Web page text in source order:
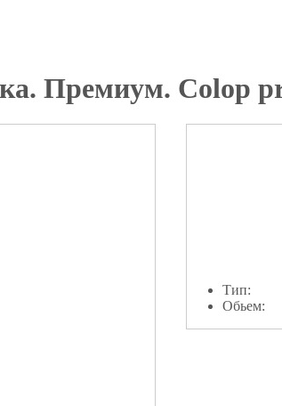
Премиум. Colop
Тип:
Обьем: